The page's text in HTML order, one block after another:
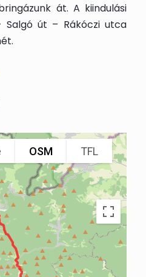
át. A kiindulási
út – Rákóczi utca
OSM
TFL